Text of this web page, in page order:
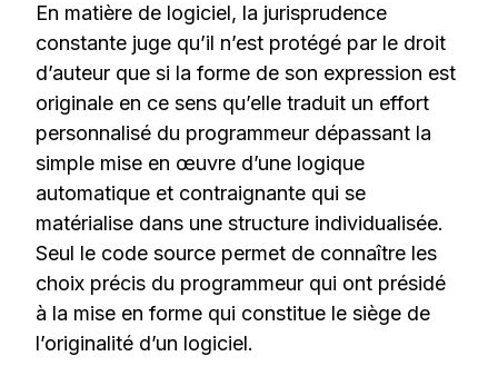
En matière de logiciel, la jurisprudence
constante juge qu’il n’est protégé par le droit
d’auteur que si la forme de son expression est
originale en ce sens qu’elle traduit un effort
personnalisé du programmeur dépassant la
simple mise en œuvre d’une logique
automatique et contraignante qui se
matérialise dans une structure individualisée.
Seul le code source permet de connaître les
choix précis du programmeur qui ont présidé
à la mise en forme qui constitue le siège de
l’originalité d’un logiciel.